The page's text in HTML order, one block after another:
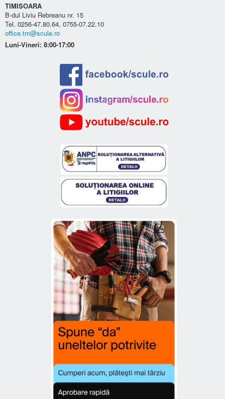
TIMISOARA
B-dul Liviu Rebreanu nr. 15
Tel. 0256-47.80.64, 0755-07.22.10
office.tm@scule.ro
Luni-Vineri: 8:00-17:00